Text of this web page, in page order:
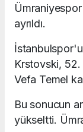
ayrıldı.
Krstovski,
Vefa Temel
Bu sonucun
yükseltti.